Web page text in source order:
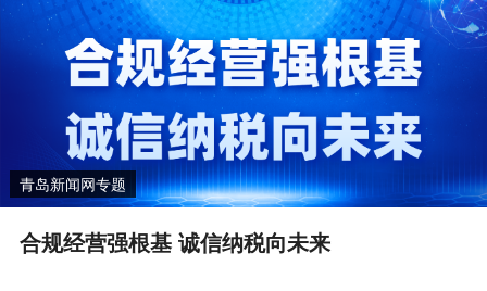
青岛新闻网专题
合规经营强根基 诚信纳税向未来